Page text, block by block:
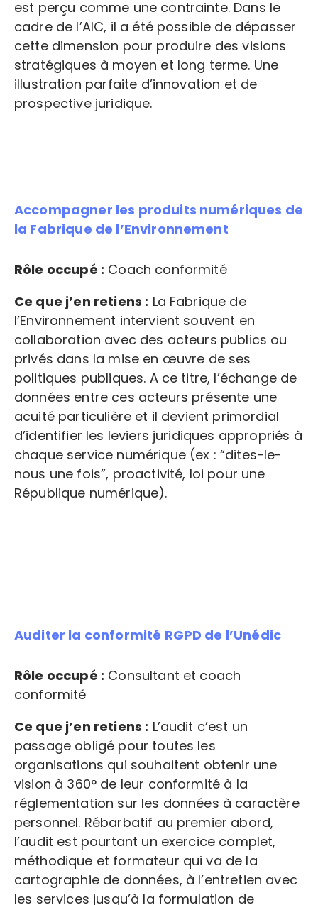
est perçu comme une contrainte. Dans le
cadre de l’AIC, il a été possible de dépasser
cette dimension pour produire des visions
stratégiques à moyen et long terme. Une
illustration parfaite d’innovation et de
prospective juridique.
Accompagner les produits numériques de
la Fabrique de l’Environnement
Rôle occupé : Coach conformité
Ce que j’en retiens : La Fabrique de
l’Environnement intervient souvent en
collaboration avec des acteurs publics ou
privés dans la mise en œuvre de ses
politiques publiques. A ce titre, l’échange de
données entre ces acteurs présente une
acuité particulière et il devient primordial
d’identifier les leviers juridiques appropriés à
chaque service numérique (ex : “dites-le-
nous une fois”, proactivité, loi pour une
République numérique).
Auditer la conformité RGPD de l’Unédic
Rôle occupé : Consultant et coach
conformité
Ce que j’en retiens : L’audit c’est un
passage obligé pour toutes les
organisations qui souhaitent obtenir une
vision à 360° de leur conformité à la
réglementation sur les données à caractère
personnel. Rébarbatif au premier abord,
l’audit est pourtant un exercice complet,
méthodique et formateur qui va de la
cartographie de données, à l’entretien avec
les services jusqu’à la formulation de